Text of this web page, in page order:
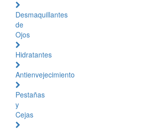
Desmaquillantes
de
Ojos
Hidratantes
Antienvejecimiento
Pestañas
y
Cejas